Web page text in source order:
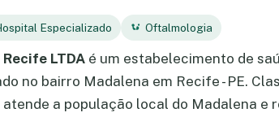
Especializado Oftalmologia
LTDA é um estabelecimento de
no bairro Madalena em Recife - PE.
a população local do Madalena e